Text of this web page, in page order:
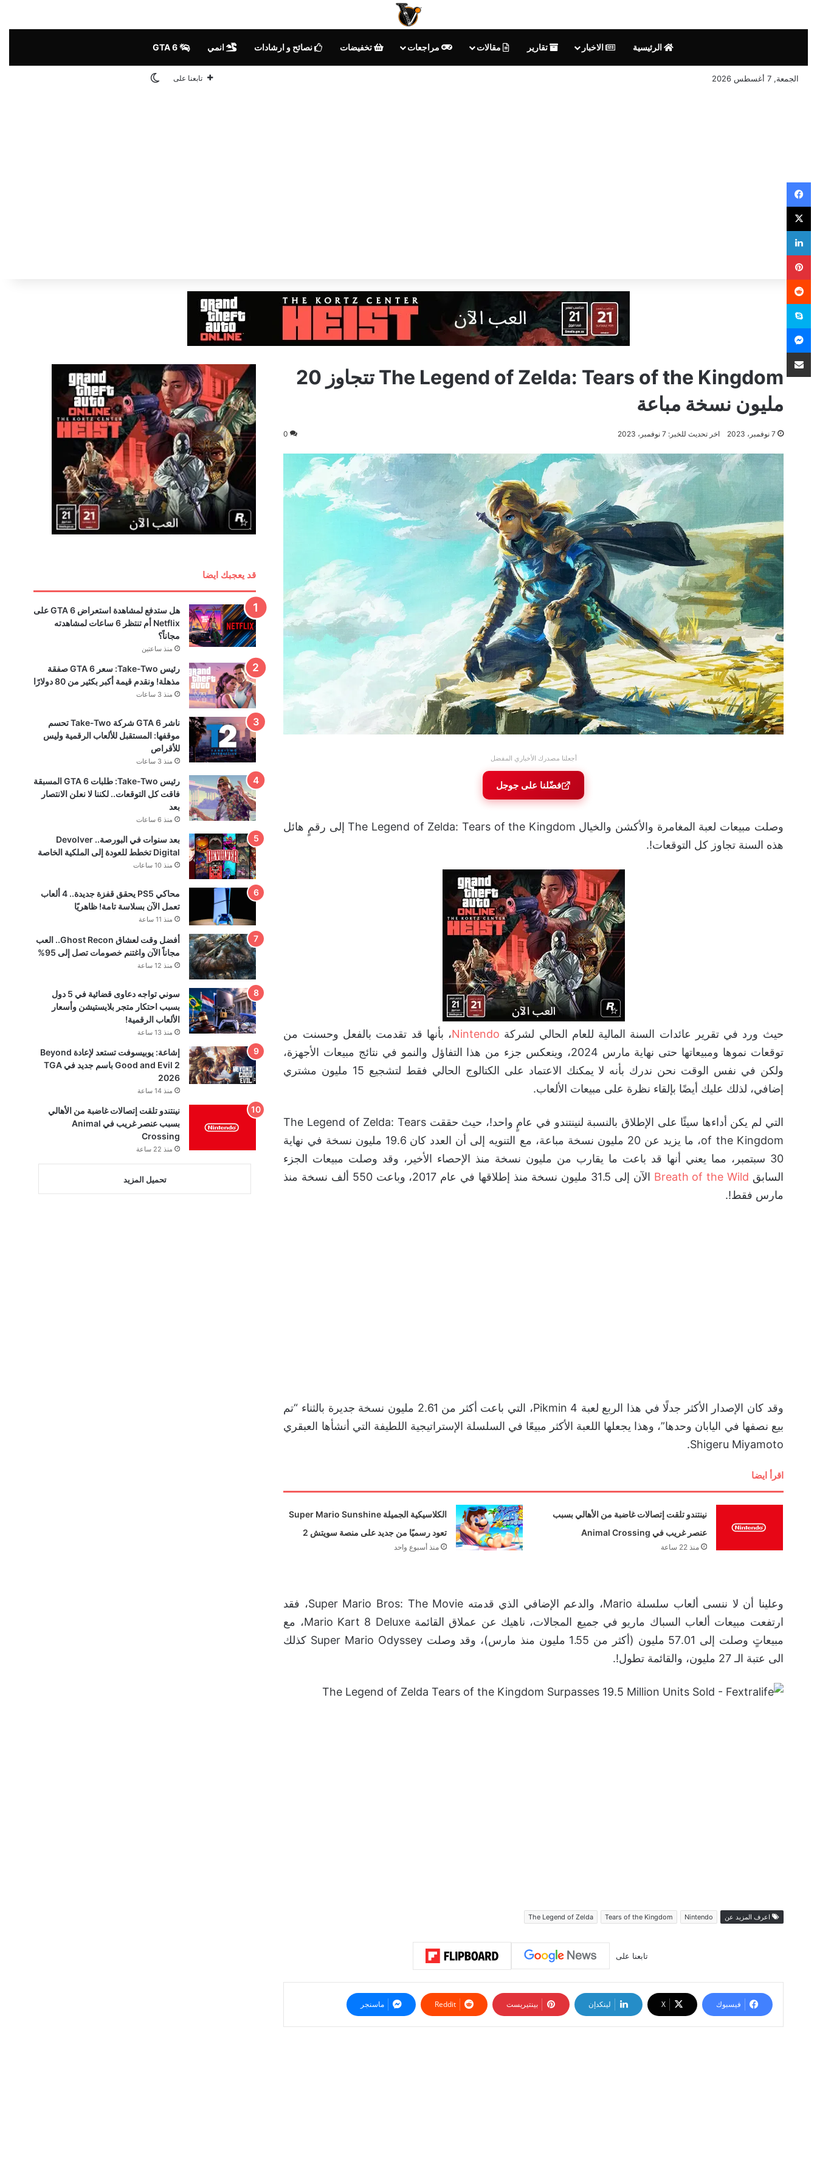
الرئيسية الاخبار تقارير مقالات مراجعات تخفيضات نصائح و ارشادات انمي
الجمعة, 7 أغسطس 2026 تابعنا على الوضع المظلم
The Legend of Zelda: Tears of the Kingdom تتجاوز 20
مليون نسخة مباعة
7 نوفمبر، 2023 اخر تحديث للخبر: 7 نوفمبر، 2023 0
أجعلنا مصدرك الأخباري المفضل
فضّلنا على جوجل
وصلت مبيعات لعبة المغامرة والأكشن والخيال The Legend of Zelda: Tears of the Kingdom إلى رقمٍ هائل
هذه السنة تجاوز كل التوقعات!.
حيث ورد في تقرير عائدات السنة المالية للعام الحالي لشركة Nintendo، بأنها قد تقدمت بالفعل وحسنت من
توقعات نموها ومبيعاتها حتى نهاية مارس 2024، وينعكس جزء من هذا التفاؤل والنمو في نتائج مبيعات الأجهزة،
ولكن في نفس الوقت نحن ندرك بأنه لا يمكنك الاعتماد على الكتالوج الحالي فقط لتشجيع 15 مليون مشتري
إضافي، لذلك عليك أيضًا بإلقاء نظرة على مبيعات الألعاب.
التي لم يكن أداءها سيئًا على الإطلاق بالنسبة لنينتندو في عامٍ واحد!، حيث حققت The Legend of Zelda: Tears
of the Kingdom، ما يزيد عن 20 مليون نسخة مباعة، مع التنويه إلى أن العدد كان 19.6 مليون نسخة في نهاية
30 سبتمبر، مما يعني أنها قد باعت ما يقارب من مليون نسخة منذ الإحصاء الأخير، وقد وصلت مبيعات الجزء
السابق Breath of the Wild
الآن إلى 31.5 مليون نسخة منذ إطلاقها في عام 2017، وباعت 550 ألف نسخة منذ
مارس فقط!.
وقد كان الإصدار الأكثر جدلًا في هذا الربع لعبة Pikmin 4، التي باعت أكثر من 2.61 مليون نسخة جديرة بالثناء “تم
بيع نصفها في اليابان وحدها”، وهذا يجعلها اللعبة الأكثر مبيعًا في السلسلة الإستراتيجية اللطيفة التي أنشأها العبقري
Shigeru Miyamoto.
اقرأ ايضا
نينتندو تلقت إتصالات غاضبة من الأهالي بسبب
عنصر غريب في Animal Crossing
منذ 22 ساعة
الكلاسيكية الجميلة Super Mario Sunshine
تعود رسميًا من جديد على منصة سويتش 2
منذ أسبوع واحد
وعلينا أن لا ننسى ألعاب سلسلة Mario، والدعم الإضافي الذي قدمته Super Mario Bros: The Movie، فقد
ارتفعت مبيعات ألعاب السباك ماريو في جميع المجالات، ناهيك عن عملاق القائمة Mario Kart 8 Deluxe، مع
مبيعاتٍ وصلت إلى 57.01 مليون (أكثر من 1.55 مليون منذ مارس)، وقد وصلت Super Mario Odyssey كذلك
الى عتبة الـ 27 مليون، والقائمة تطول!.
اعرف المزيد عن Nintendo
Tears of the Kingdom
The Legend of Zelda
تابعنا على
فيسبوك ‫X لينكدإن بينتيريست ‏Reddit ماسنجر
قد يعجبك ايضا
هل ستدفع لمشاهدة استعراض GTA 6 على
Netflix أم تنتظر 6 ساعات لمشاهدته
مجاناً؟
منذ ساعتين
رئيس Take-Two: سعر GTA 6 صفقة
مذهلة! ونقدم قيمة أكبر بكثير من 80 دولارًا
منذ 3 ساعات
ناشر GTA 6 شركة Take-Two تحسم
موقفها: المستقبل للألعاب الرقمية وليس
للأقراص
منذ 3 ساعات
رئيس Take-Two: طلبات GTA 6 المسبقة
فاقت كل التوقعات.. لكننا لا نعلن الانتصار
بعد
منذ 6 ساعات
بعد سنوات في البورصة.. Devolver
Digital تخطط للعودة إلى الملكية الخاصة
منذ 10 ساعات
محاكي PS5 يحقق قفزة جديدة.. 4 ألعاب
تعمل الآن بسلاسة تامة! ظاهريًا
منذ 11 ساعة
أفضل وقت لعشاق Ghost Recon.. العب
مجاناً الآن واغتنم خصومات تصل إلى 95%
منذ 12 ساعة
سوني تواجه دعاوى قضائية في 5 دول
بسبب احتكار متجر بلايستيشن وأسعار
الألعاب الرقمية!
منذ 13 ساعة
إشاعة: يوبيسوفت تستعد لإعادة Beyond
Good and Evil 2 باسم جديد في TGA
2026
منذ 14 ساعة
نينتندو تلقت إتصالات غاضبة من الأهالي
بسبب عنصر غريب في Animal
Crossing
منذ 22 ساعة
تحميل المزيد
فيسبوك
‫X
لينكدإن
بينتيريست
سكايب
ماسنجر
مشاركة عبر البريد